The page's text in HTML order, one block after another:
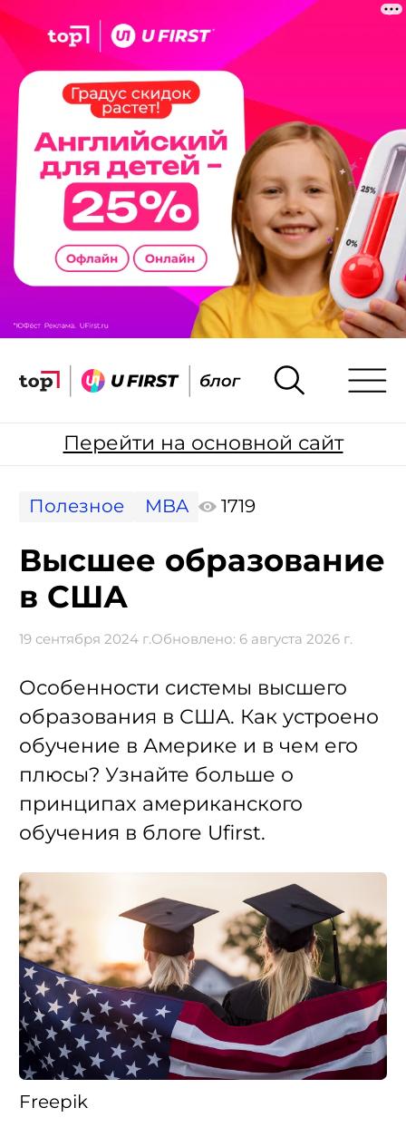
Перейти на основной сайт
Полезное MBA 1719
Высшее образование
в США
19 сентября 2024 г.Обновлено: 6 августа 2026 г.
Особенности системы высшего
образования в США. Как устроено
обучение в Америке и в чем его
плюсы? Узнайте больше о
принципах американского
обучения в блоге Ufirst.
Freepik